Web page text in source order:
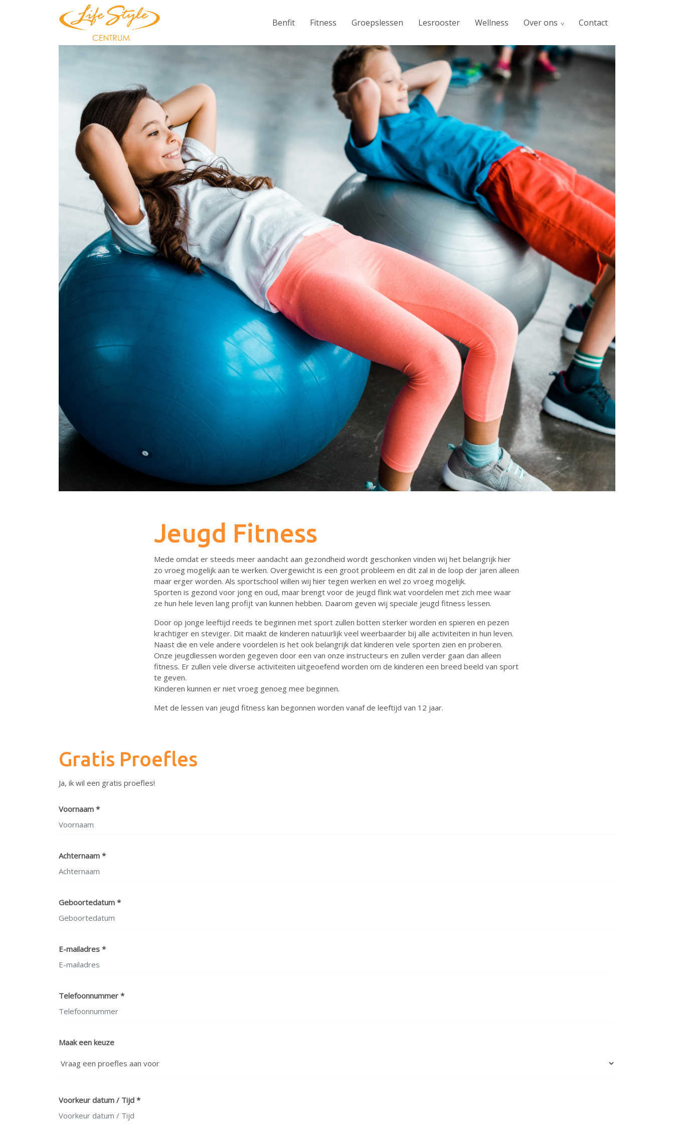
Benfit Fitness Groepslessen Lesrooster Wellness Over ons Contact
Jeugd Fitness
Mede omdat er steeds meer aandacht aan gezondheid wordt geschonken vinden wij het belangrijk hier
zo vroeg mogelijk aan te werken. Overgewicht is een groot probleem en dit zal in de loop der jaren alleen
maar erger worden. Als sportschool willen wij hier tegen werken en wel zo vroeg mogelijk.
Sporten is gezond voor jong en oud, maar brengt voor de jeugd flink wat voordelen met zich mee waar
ze hun hele leven lang profijt van kunnen hebben. Daarom geven wij speciale jeugd fitness lessen.
Door op jonge leeftijd reeds te beginnen met sport zullen botten sterker worden en spieren en pezen
krachtiger en steviger. Dit maakt de kinderen natuurlijk veel weerbaarder bij alle activiteiten in hun leven.
Naast die en vele andere voordelen is het ook belangrijk dat kinderen vele sporten zien en proberen.
Onze jeugdlessen worden gegeven door een van onze instructeurs en zullen verder gaan dan alleen
fitness. Er zullen vele diverse activiteiten uitgeoefend worden om de kinderen een breed beeld van sport
te geven.
Kinderen kunnen er niet vroeg genoeg mee beginnen.
Met de lessen van jeugd fitness kan begonnen worden vanaf de leeftijd van 12 jaar.
Gratis Proefles
Ja, ik wil een gratis proefles!
Voornaam *
Achternaam *
Geboortedatum *
E-mailadres *
Telefoonnummer *
Maak een keuze
Voorkeur datum / Tijd *